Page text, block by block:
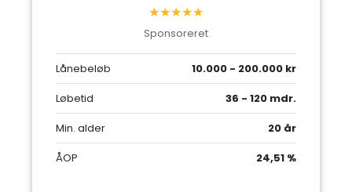
★★★★★
Sponsoreret
Lånebeløb
10.000 - 200.000 kr
Løbetid
36 - 120 mdr.
Min. alder
20 år
ÅOP
24,51 %